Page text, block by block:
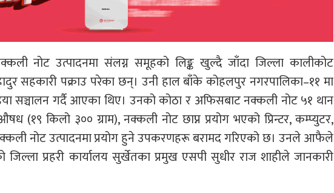
नोट उत्पादनमा संलग्न समूहको लिङ्क खुल्दै जाँदा जिल्ला कालीकोट
सहकारी पक्राउ परेका छन्। उनी हाल बाँके कोहलपुर नगरपालिका–११ मा
सञ्चालन गर्दै आएका थिए। उनको कोठा र अफिसबाट नक्कली नोट ५१ थान
(१९ किलो ३०० ग्राम), नक्कली नोट छाप्न प्रयोग भएको प्रिन्टर, कम्प्युटर,
नक्कली नोट उत्पादनमा प्रयोग हुने उपकरणहरू बरामद गरिएको छ। उनले आफैले
प्रहरी कार्यालय सुर्खेतका प्रमुख एसपी सुधीर राज शाहीले जानकारी